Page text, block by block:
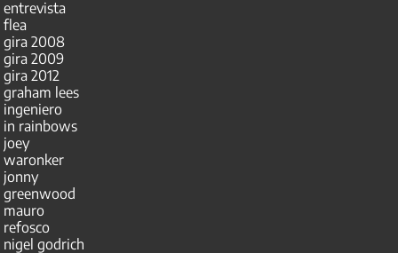
entrevista
flea
gira 2008
gira 2009
gira 2012
graham lees
ingeniero
in rainbows
joey
waronker
jonny
greenwood
mauro
refosco
nigel godrich